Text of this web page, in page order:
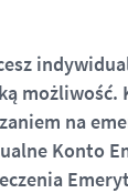
na
Konto